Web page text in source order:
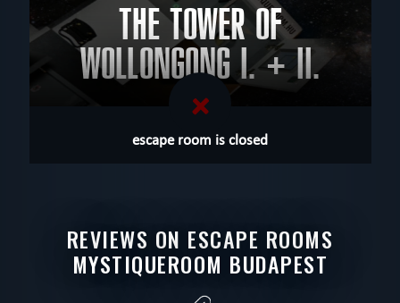
THE TOWER OF
WOLLONGONG I. + II.
escape room is closed
REVIEWS ON ESCAPE ROOMS
MYSTIQUEROOM BUDAPEST